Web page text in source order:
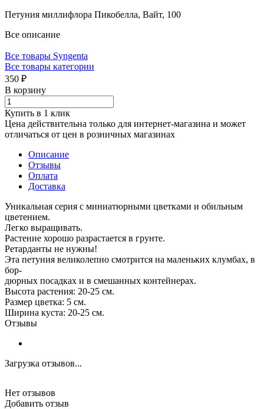
Петуния миллифлора Пикобелла, Вайт, 100
Все описание
Все товары Syngenta
Все товары категории
350 ₽
В корзину
Купить в 1 клик
Цена действительна только для интернет-магазина и может
отличаться от цен в розничных магазинах
Описание
Отзывы
Оплата
Доставка
Уникальная серия с миниатюрными цветками и обильным
цветением.
Легко выращивать.
Растение хорошо разрастается в грунте.
Ретарданты не нужны!
Эта петуния великолепно смотрится на маленьких клумбах, в
бор-
дюрных посадках и в смешанных контейнерах.
Высота растения: 20-25 см.
Размер цветка: 5 см.
Ширина куста: 20-25 см.
Отзывы
Загрузка отзывов...
Нет отзывов
Добавить отзыв